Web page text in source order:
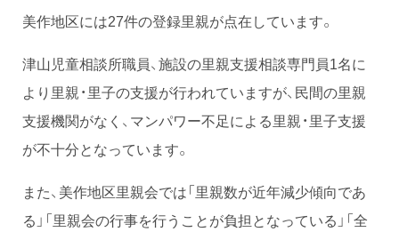
美作地区には27件の登録里親が点在しています。
津山児童相談所職員、施設の里親支援相談専門員1名に
より里親・里子の支援が行われていますが、民間の里親
支援機関がなく、マンパワー不足による里親・里子支援
が不十分となっています。
また、美作地区里親会では「里親数が近年減少傾向であ
る」「里親会の行事を行うことが負担となっている」「全